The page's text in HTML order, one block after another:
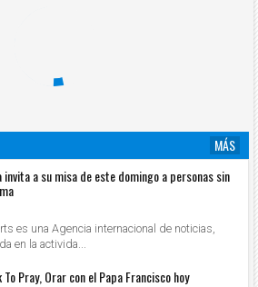
MÁS
invita a su misa de este domingo a personas sin
es una Agencia internacional de noticias,
en la activida...
To Pray, Orar con el Papa Francisco hoy